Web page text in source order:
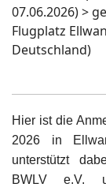
07.06.2026) >
Flugplatz
Deutschland)
Hier ist die
2026 in
unterstützt
BWLV e.V.